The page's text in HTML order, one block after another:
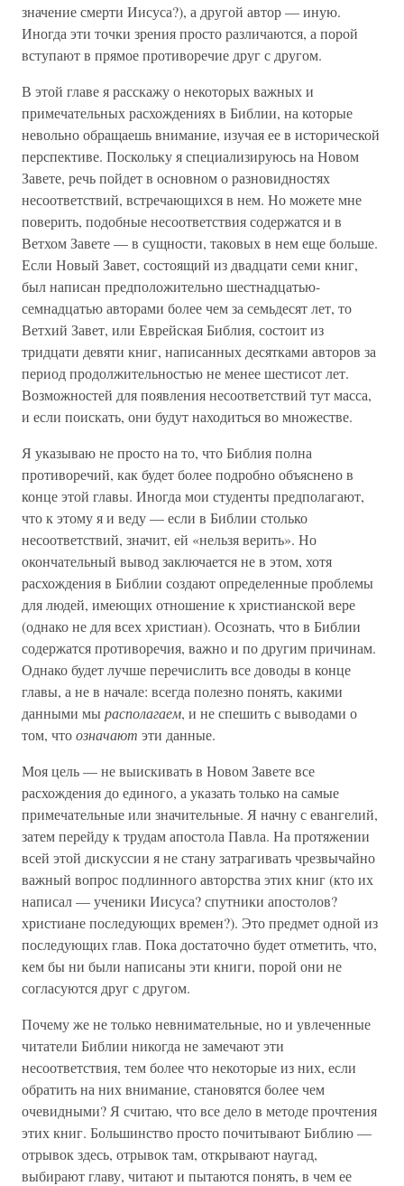
значение смерти Иисуса?), а другой автор — иную.
Иногда эти точки зрения просто различаются, а порой
вступают в прямое противоречие друг с другом.
В этой главе я расскажу о некоторых важных и
примечательных расхождениях в Библии, на которые
невольно обращаешь внимание, изучая ее в исторической
перспективе. Поскольку я специализируюсь на Новом
Завете, речь пойдет в основном о разновидностях
несоответствий, встречающихся в нем. Но можете мне
поверить, подобные несоответствия содержатся и в
Ветхом Завете — в сущности, таковых в нем еще больше.
Если Новый Завет, состоящий из двадцати семи книг,
был написан предположительно шестнадцатью-
семнадцатью авторами более чем за семьдесят лет, то
Ветхий Завет, или Еврейская Библия, состоит из
тридцати девяти книг, написанных десятками авторов за
период продолжительностью не менее шестисот лет.
Возможностей для появления несоответствий тут масса,
и если поискать, они будут находиться во множестве.
Я указываю не просто на то, что Библия полна
противоречий, как будет более подробно объяснено в
конце этой главы. Иногда мои студенты предполагают,
что к этому я и веду — если в Библии столько
несоответствий, значит, ей «нельзя верить». Но
окончательный вывод заключается не в этом, хотя
расхождения в Библии создают определенные проблемы
для людей, имеющих отношение к христианской вере
(однако не для всех христиан). Осознать, что в Библии
содержатся противоречия, важно и по другим причинам.
Однако будет лучше перечислить все доводы в конце
главы, а не в начале: всегда полезно понять, какими
данными мырасполагаем, и не спешить с выводами о
том, чтоозначают эти данные.
Моя цель — не выискивать в Новом Завете все
расхождения до единого, а указать только на самые
примечательные или значительные. Я начну с евангелий,
затем перейду к трудам апостола Павла. На протяжении
всей этой дискуссии я не стану затрагивать чрезвычайно
важный вопрос подлинного авторства этих книг (кто их
написал — ученики Иисуса? спутники апостолов?
христиане последующих времен?). Это предмет одной из
последующих глав. Пока достаточно будет отметить, что,
кем бы ни были написаны эти книги, порой они не
согласуются друг с другом.
Почему же не только невнимательные, но и увлеченные
читатели Библии никогда не замечают эти
несоответствия, тем более что некоторые из них, если
обратить на них внимание, становятся более чем
очевидными? Я считаю, что все дело в методе прочтения
этих книг. Большинство просто почитывают Библию —
отрывок здесь, отрывок там, открывают наугад,
выбирают главу, читают и пытаются понять, в чем ее